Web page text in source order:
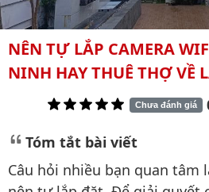
NÊN TỰ LẮP CAMERA
NINH HAY THUÊ THỢ VỀ
Chưa đánh giá
Tóm tắt bài viết
Câu hỏi nhiều bạn quan tâm